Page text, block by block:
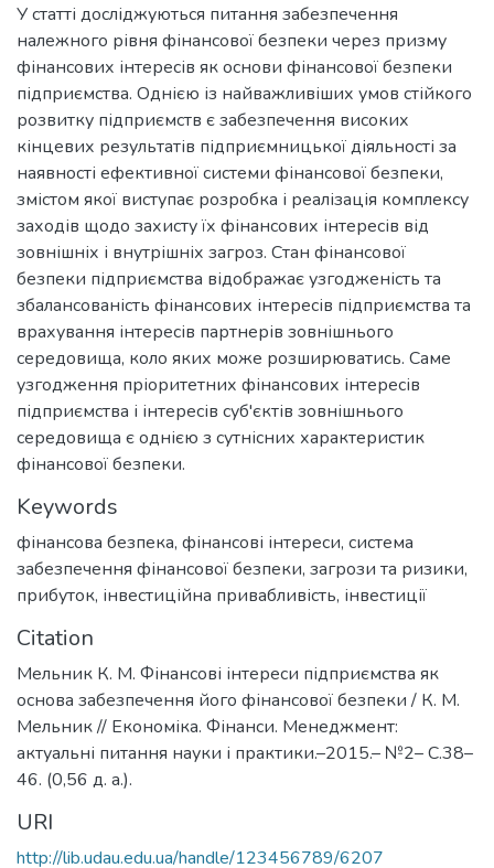
У статті досліджуються питання забезпечення
належного рівня фінансової безпеки через призму
фінансових інтересів як основи фінансової безпеки
підприємства. Однією із найважливіших умов стійкого
розвитку підприємств є забезпечення високих
кінцевих результатів підприємницької діяльності за
наявності ефективної системи фінансової безпеки,
змістом якої виступає розробка і реалізація комплексу
заходів щодо захисту їх фінансових інтересів від
зовнішніх і внутрішніх загроз. Стан фінансової
безпеки підприємства відображає узгодженість та
збалансованість фінансових інтересів підприємства та
врахування інтересів партнерів зовнішнього
середовища, коло яких може розширюватись. Саме
узгодження пріоритетних фінансових інтересів
підприємства і інтересів суб'єктів зовнішнього
середовища є однією з сутнісних характеристик
фінансової безпеки.
Keywords
фінансова безпека, фінансові інтереси, система
забезпечення фінансової безпеки, загрози та ризики,
прибуток, інвестиційна привабливість, інвестиції
Citation
Мельник К. М. Фінансові інтереси підприємства як
основа забезпечення його фінансової безпеки / К. М.
Мельник // Економіка. Фінанси. Менеджмент:
актуальні питання науки і практики.–2015.– №2– С.38–
46. (0,56 д. а.).
URI
http://lib.udau.edu.ua/handle/123456789/6207